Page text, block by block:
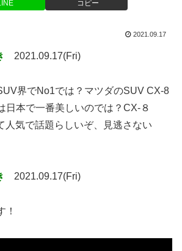
コピー
2021.09.17
2021.09.17(Fri)
界でNo1では？マツダのSUV CX-8
日本で一番美しいのでは？CX-８
人気で話題らしいぞ、見逃さない
2021.09.17(Fri)
！